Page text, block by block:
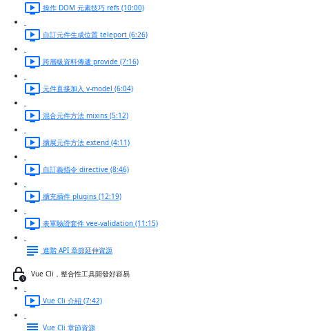
操作 DOM 元素技巧 refs (10:00)
自訂元件生成位置 teleport (6:26)
跨層級資料傳遞 provide (7:16)
元件直接加入 v-model (6:04)
混合元件方法 mixins (5:12)
擴展元件方法 extend (4:11)
自訂義指令 directive (8:46)
擴充插件 plugins (12:19)
表單驗證套件 vee-validation (11:15)
進階 API 章節延伸資源
Vue Cli，整合性工具開發好容易
Vue Cli 介紹 (7:42)
Vue Cli 章節資源